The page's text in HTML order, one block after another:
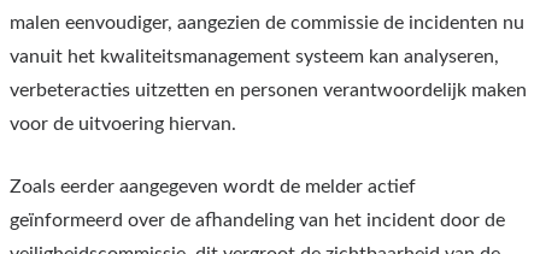
malen eenvoudiger, aangezien de commissie de incidenten nu
vanuit het kwaliteitsmanagement systeem kan analyseren,
verbeteracties uitzetten en personen verantwoordelijk maken
voor de uitvoering hiervan.
Zoals eerder aangegeven wordt de melder actief
geïnformeerd over de afhandeling van het incident door de